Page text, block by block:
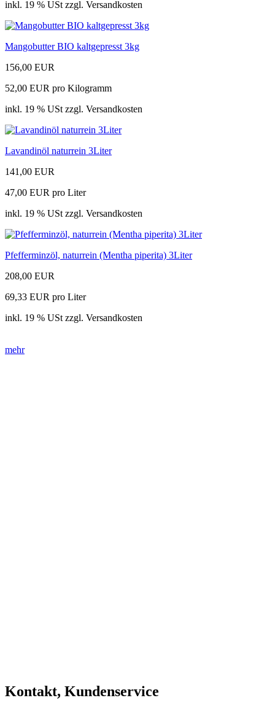
inkl. 19 % USt zzgl. Versandkosten
Mangobutter BIO kaltgepresst 3kg
156,00 EUR
52,00 EUR pro Kilogramm
inkl. 19 % USt zzgl. Versandkosten
Lavandinöl naturrein 3Liter
141,00 EUR
47,00 EUR pro Liter
inkl. 19 % USt zzgl. Versandkosten
Pfefferminzöl, naturrein (Mentha piperita) 3Liter
208,00 EUR
69,33 EUR pro Liter
inkl. 19 % USt zzgl. Versandkosten
mehr
Kontakt, Kundenservice